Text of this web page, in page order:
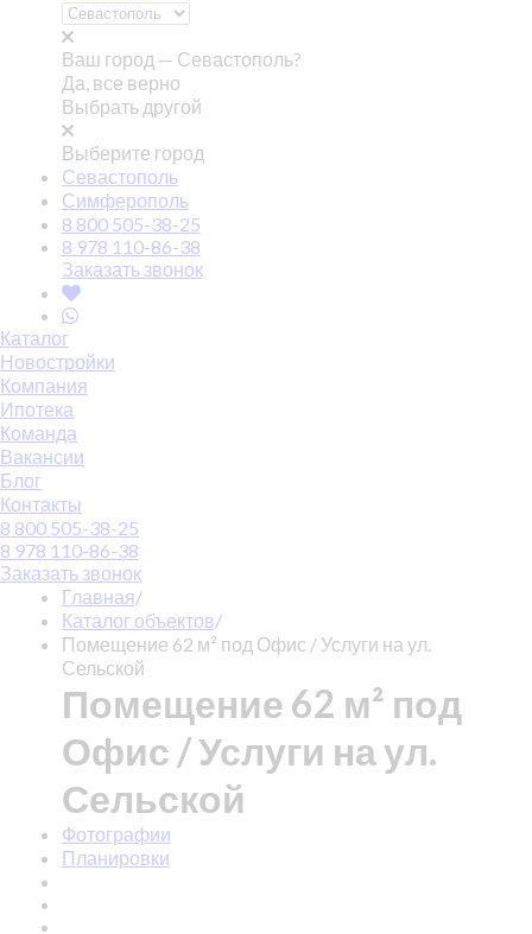
Ваш город — Севастополь?
Да, все верно
Выбрать другой
Выберите город
Севастополь
Симферополь
8 800 505-38-25
8 978 110-86-38
Заказать звонок
Каталог
Новостройки
Компания
Ипотека
Команда
Вакансии
Блог
Контакты
8 800 505-38-25
8 978 110-86-38
Заказать звонок
Главная/
Каталог объектов/
Помещение 62 м² под Офис / Услуги на ул.
Сельской
Помещение 62 м² под
Офис / Услуги на ул.
Сельской
Фотографии
Планировки